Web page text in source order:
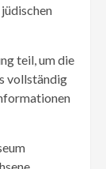
teil, um die
vollständig